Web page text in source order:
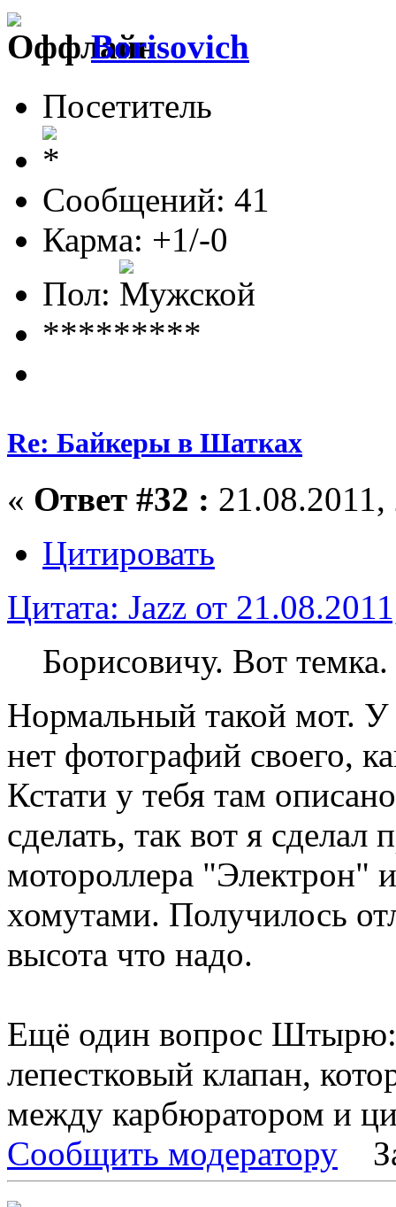
Borisovich
Посетитель
Сообщений: 41
Карма: +1/-0
Пол:
*********
Re: Байкеры в Шатках
« Ответ #32 :
Цитировать
Цитата: Jazz от
Борисовичу. Вот
Нормальный такой мот.
нет фотографий своего,
Кстати у тебя там
сделать, так вот я
мотороллера "Электрон"
хомутами. Получилось
высота что надо.
Ещё один вопрос
лепестковый клапан,
между карбюратором и
Сообщить модератору